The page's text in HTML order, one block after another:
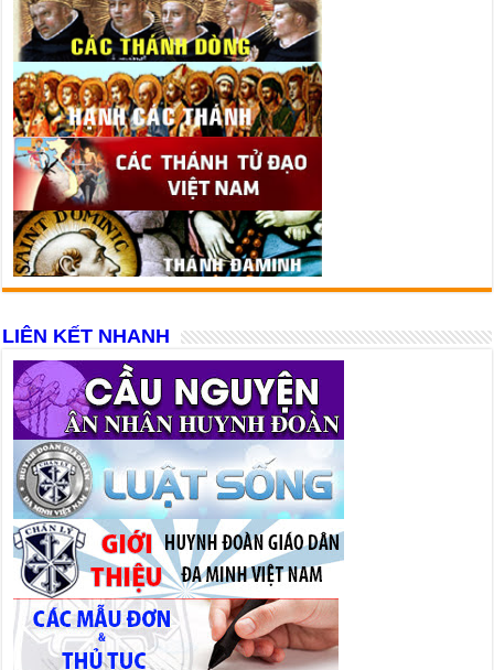
LIÊN KẾT NHANH